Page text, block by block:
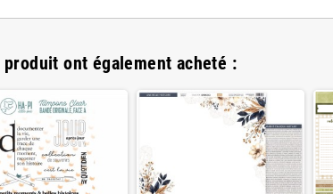
ont également acheté :